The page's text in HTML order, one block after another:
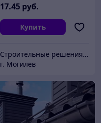
17.45 руб.
Купить
Строительные решения FERRUM BASI
г. Могилев